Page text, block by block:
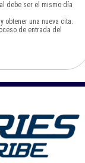
debe ser el mismo día
obtener una nueva cita.
de entrada del